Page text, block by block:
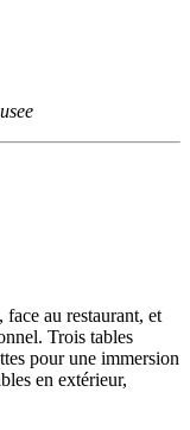
au restaurant, et
Trois tables
pour une immersion
en extérieur,